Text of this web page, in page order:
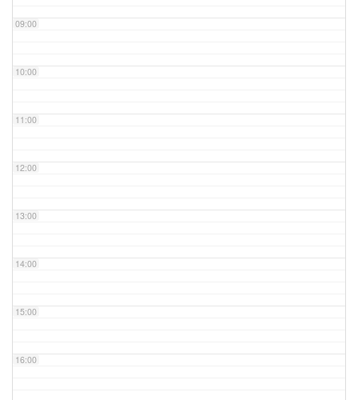
09:00
10:00
11:00
12:00
13:00
14:00
15:00
16:00